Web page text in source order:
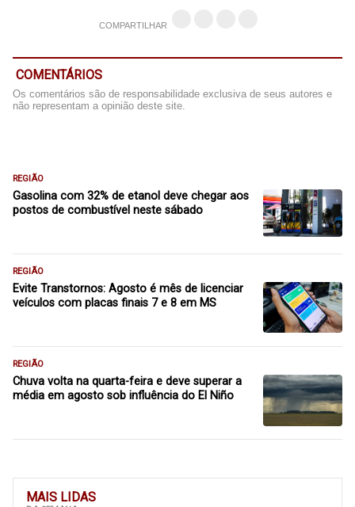
MAIS LIDAS
COMPARTILHAR
COMENTÁRIOS
Os comentários são de responsabilidade exclusiva de seus autores e
não representam a opinião deste site.
REGIÃO
Gasolina com 32% de etanol deve chegar aos
postos de combustível neste sábado
REGIÃO
Evite Transtornos: Agosto é mês de licenciar
veículos com placas finais 7 e 8 em MS
REGIÃO
Chuva volta na quarta-feira e deve superar a
média em agosto sob influência do El Niño